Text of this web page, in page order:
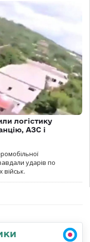
логістику
АЗС і
ударів по
військ.